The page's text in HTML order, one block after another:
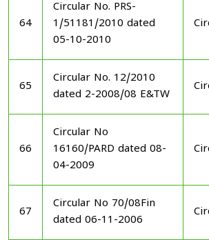
64
Circular No. PRS-
1/51181/2010 dated
05-10-2010
65
Circular No. 12/2010
dated 2-2008/08 E&TW
66
Circular No
16160/PARD dated 08-
04-2009
67
Circular No 70/08Fin
dated 06-11-2006